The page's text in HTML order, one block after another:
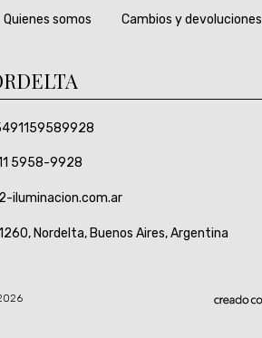
Quienes somos Cambios y devoluciones
5958-9928
iluminacion.com.ar
Nordelta, Buenos Aires, Argentina